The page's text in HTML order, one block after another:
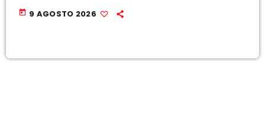
today 9 AGOSTO 2026